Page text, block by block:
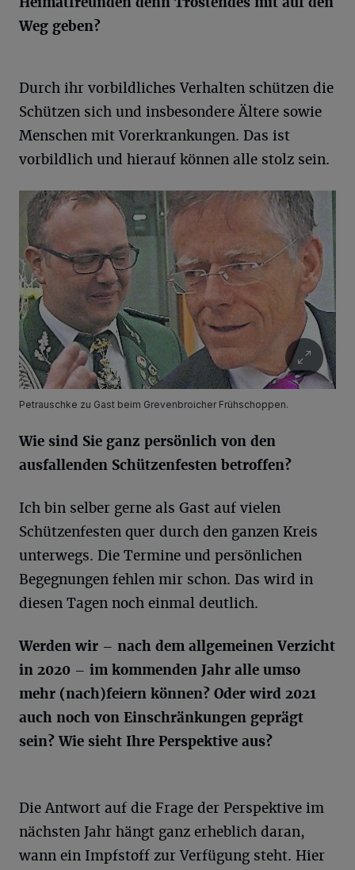
Weg geben?
Durch ihr vorbildliches Verhalten schützen die
Schützen sich und insbesondere Ältere sowie
Menschen mit Vorerkrankungen. Das ist
vorbildlich und hierauf können alle stolz sein.
Petrauschke zu Gast beim Grevenbroicher Frühschoppen.
Wie sind Sie ganz persönlich von den
ausfallenden Schützenfesten betroffen?
Ich bin selber gerne als Gast auf vielen
Schützenfesten quer durch den ganzen Kreis
unterwegs. Die Termine und persönlichen
Begegnungen fehlen mir schon. Das wird in
diesen Tagen noch einmal deutlich.
Werden wir – nach dem allgemeinen Verzicht
in 2020 – im kommenden Jahr alle umso
mehr (nach)feiern können? Oder wird 2021
auch noch von Einschränkungen geprägt
sein? Wie sieht Ihre Perspektive aus?
Die Antwort auf die Frage der Perspektive im
nächsten Jahr hängt ganz erheblich daran,
wann ein Impfstoff zur Verfügung steht. Hier